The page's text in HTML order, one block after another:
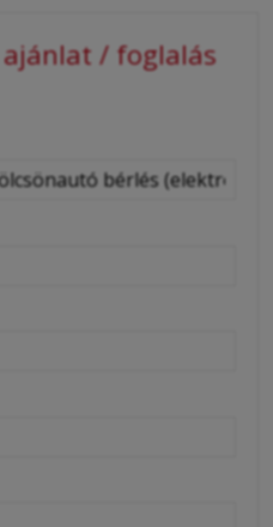
ajánlat / foglalás